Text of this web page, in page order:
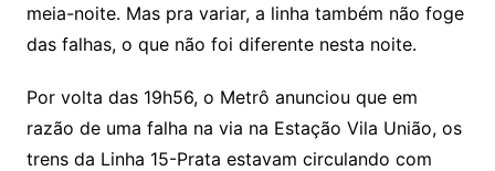
meia-noite. Mas pra variar, a linha também não foge
das falhas, o que não foi diferente nesta noite.
Por volta das 19h56, o Metrô anunciou que em
razão de uma falha na via na Estação Vila União, os
trens da Linha 15-Prata estavam circulando com